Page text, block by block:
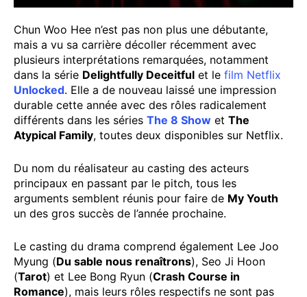
Chun Woo Hee n’est pas non plus une débutante,
mais a vu sa carrière décoller récemment avec
plusieurs interprétations remarquées, notamment
dans la série Delightfully Deceitful et le film Netflix
Unlocked. Elle a de nouveau laissé une impression
durable cette année avec des rôles radicalement
différents dans les séries The 8 Show et The
Atypical Family, toutes deux disponibles sur Netflix.
Du nom du réalisateur au casting des acteurs
principaux en passant par le pitch, tous les
arguments semblent réunis pour faire de My Youth
un des gros succès de l’année prochaine.
Le casting du drama comprend également Lee Joo
Myung (Du sable nous renaîtrons), Seo Ji Hoon
(Tarot) et Lee Bong Ryun (Crash Course in
Romance), mais leurs rôles respectifs ne sont pas